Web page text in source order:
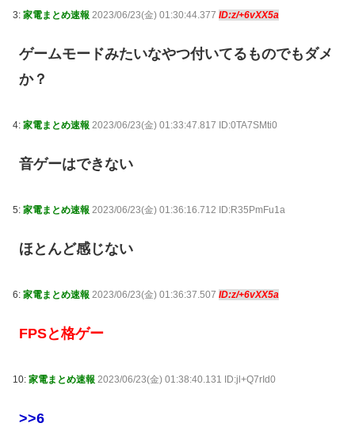
3: 家電まとめ速報 2023/06/23(金) 01:30:44.377 ID:z/+6vXX5a
ゲームモードみたいなやつ付いてるものでもダメ
か？
4: 家電まとめ速報 2023/06/23(金) 01:33:47.817 ID:0TA7SMti0
音ゲーはできない
5: 家電まとめ速報 2023/06/23(金) 01:36:16.712 ID:R35PmFu1a
ほとんど感じない
6: 家電まとめ速報 2023/06/23(金) 01:36:37.507 ID:z/+6vXX5a
FPSと格ゲー
10: 家電まとめ速報 2023/06/23(金) 01:38:40.131 ID:jl+Q7rId0
>>6